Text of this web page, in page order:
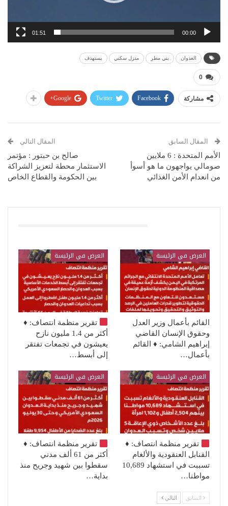
00:00
01:51
العدوان بني مطر منزل سكني يستهدف
0
مشاركة Facebook
Twitter
Google+
المقال السابق
الأمم المتحدة : 6 ملايين
صومالي يواجهون ما هو أسوأ
من انعدام الأمن الغذائي
المقال التالي
صالح بن حبتور : مؤتمر
الاستثمار محطة لتعزيز الشراكة
بين الحكومة والقطاع الخاص
العرض في الرئيسة
القائم بأعمال وزير العدل
وحقوق الإنسان القاضي
إبراهيم الشامي: ♦️ القائم
بأعمال…
العرض في الرئيسة
تقرير منظمة انتصاف: ♦️
أكثر من 1.4 مليون نازح
يعيشون في تجمعات تفتقر
إلى أبسط…
العرض في الرئيسة
تقرير منظمة انتصاف: ♦️
القنابل العنقودية والألغام
تسببت في استشهاد 10,689
مواطنا…
العرض في الرئيسة
تقرير منظمة انتصاف: ♦️
أكثر من 61 ألف مدني
سقطوا بين شهيد وجريح منذ
بداية…
السابق التالي